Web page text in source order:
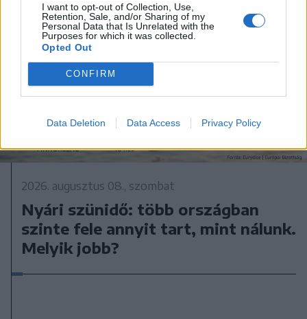
I want to opt-out of Collection, Use,
Retention, Sale, and/or Sharing of my
Personal Data that Is Unrelated with the
Purposes for which it was collected.
Opted Out
CONFIRM
Data Deletion Data Access Privacy Policy
2026. augusztus 08., szombat
Nyári szünidő: több országban
szinte fele annyit tart, mint nálunk.
Melyik jobb?